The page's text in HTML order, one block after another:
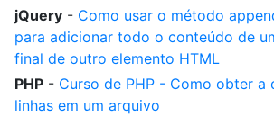
jQuery - Como usar o método
para adicionar todo o conteúdo de
final de outro elemento HTML
PHP - Curso de PHP - Como obter a
linhas em um arquivo